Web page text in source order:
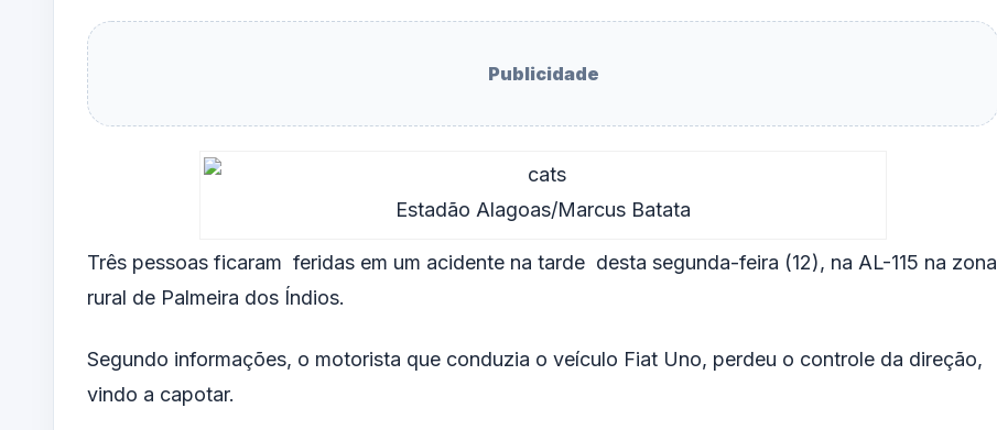
Publicidade
Estadão Alagoas/Marcus Batata
Três pessoas ficaram feridas em um acidente na tarde desta segunda-feira (12), na AL-115 na zona
rural de Palmeira dos Índios.
Segundo informações, o motorista que conduzia o veículo Fiat Uno, perdeu o controle da direção,
vindo a capotar.